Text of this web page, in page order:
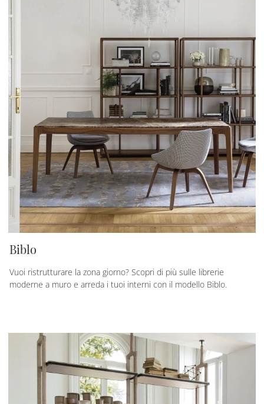
Biblo
Vuoi ristrutturare la zona giorno? Scopri di più sulle librerie
moderne a muro e arreda i tuoi interni con il modello Biblo.